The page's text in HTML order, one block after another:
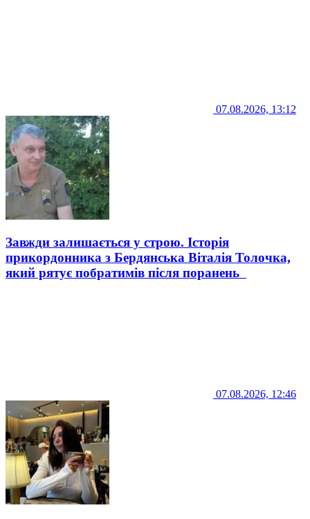
07.08.2026, 13:12
Завжди залишається у строю. Історія
прикордонника з Бердянська Віталія Толочка,
який рятує побратимів після поранень
07.08.2026, 12:46